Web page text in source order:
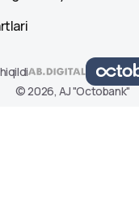
© 2026, AJ "Octobank"